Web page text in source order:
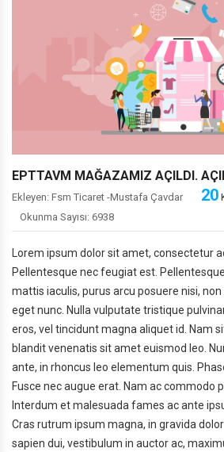
PHİLİPS'DEN 200 TL HEDİYE ÇEKİ
BİSLİKLET'TE SEZON SONU
EPTTAVM MAĞAZAMIZ AÇILDI.
Ekleyen: Fsm Ticaret -Mustafa Çavdar 20
Okunma Sayısı: 6938
Lorem ipsum dolor sit amet, consectetur
Pellentesque nec feugiat est.
mattis iaculis, purus arcu posuere nisi,
eget nunc. Nulla vulputate tristique
eros, vel tincidunt magna aliquet id. Nam
blandit venenatis sit amet euismod leo.
ante, in rhoncus leo elementum quis.
Fusce nec augue erat. Nam ac commodo
Interdum et malesuada fames ac ante
Cras rutrum ipsum magna, in gravida
sapien dui, vestibulum in auctor ac,